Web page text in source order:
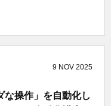
9 NOV 2025
な操作」を自動化し